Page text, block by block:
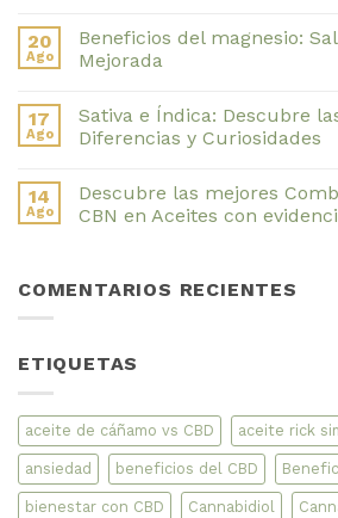
CBD
en
el
su
tiempo
de
comentarios
en
Alfa-
Repelente
Para
Mosquitos
Natural
y
Muy
20
Ago
Beneficios del magnesio:
Mejorada
comentarios
en
Beneficios
Salud
Ósea
y
17
Ago
Sativa e Índica: Descubre
Diferencias y Curiosidades
comentarios
en
Sativa
las
Verdaderas
14
Ago
Descubre las mejores
CBN en Aceites con
en
Descubre
CBD
Aceites
con
evidencias
científicas
COMENTARIOS RECIENTES
ETIQUETAS
aceite de cáñamo vs CBD aceite rick
ansiedad beneficios del CBD
bienestar con CBD Cannabidiol